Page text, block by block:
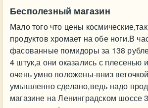
Бесполезный магазин
Мало того что цены
продуктов хромает на обе ноги.В
фасованные помидоры за 138
4 штук,а они оказались с плесенью
очень умно положены-вниз
умышленно сделано,ведь надо
магазине на Ленинградском шоссе